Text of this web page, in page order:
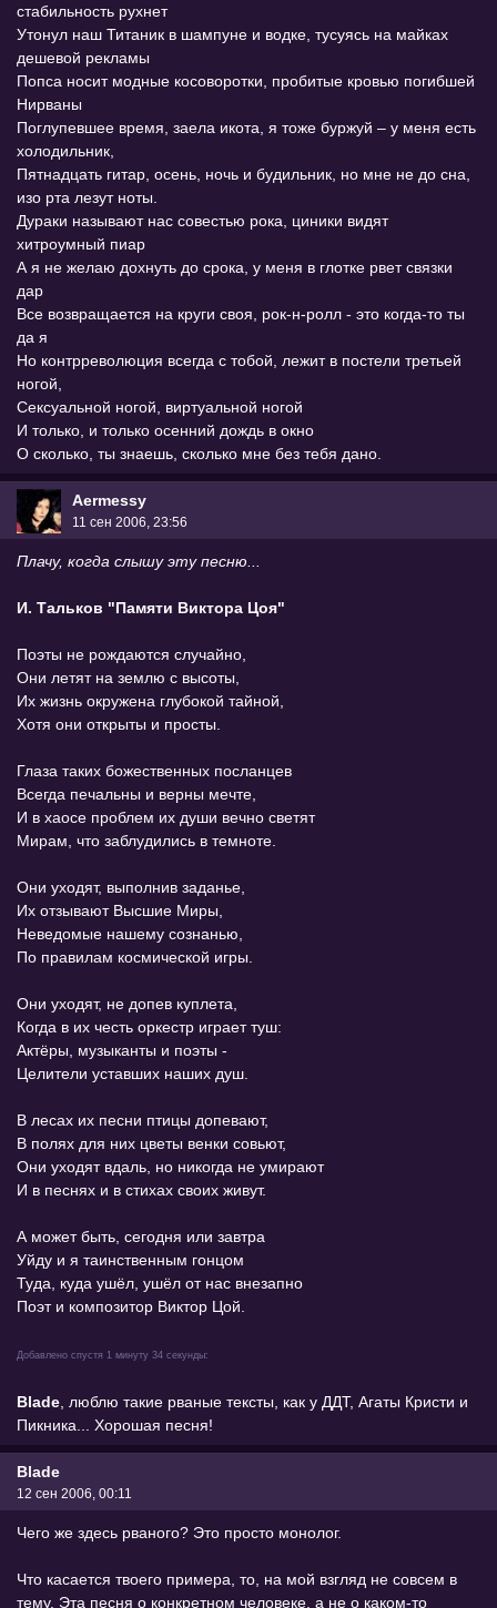
стабильность рухнет
Утонул наш Титаник в шампуне и водке, тусуясь на майках
дешевой рекламы
Попса носит модные косоворотки, пробитые кровью погибшей
Нирваны
Поглупевшее время, заела икота, я тоже буржуй – у меня есть
холодильник,
Пятнадцать гитар, осень, ночь и будильник, но мне не до сна,
изо рта лезут ноты.
Дураки называют нас совестью рока, циники видят
хитроумный пиар
А я не желаю дохнуть до срока, у меня в глотке рвет связки
дар
Все возвращается на круги своя, рок-н-ролл - это когда-то ты
да я
Но контрреволюция всегда с тобой, лежит в постели третьей
ногой,
Сексуальной ногой, виртуальной ногой
И только, и только осенний дождь в окно
О сколько, ты знаешь, сколько мне без тебя дано.
Aermessy
11 сен 2006, 23:56
Плачу, когда слышу эту песню...
И. Тальков "Памяти Виктора Цоя"
Поэты не рождаются случайно,
Они летят на землю с высоты,
Их жизнь окружена глубокой тайной,
Хотя они открыты и просты.
Глаза таких божественных посланцев
Всегда печальны и верны мечте,
И в хаосе проблем их души вечно светят
Мирам, что заблудились в темноте.
Они уходят, выполнив заданье,
Их отзывают Высшие Миры,
Неведомые нашему сознанью,
По правилам космической игры.
Они уходят, не допев куплета,
Когда в их честь оркестр играет туш:
Актёры, музыканты и поэты -
Целители уставших наших душ.
В лесах их песни птицы допевают,
В полях для них цветы венки совьют,
Они уходят вдаль, но никогда не умирают
И в песнях и в стихах своих живут.
А может быть, сегодня или завтра
Уйду и я таинственным гонцом
Туда, куда ушёл, ушёл от нас внезапно
Поэт и композитор Виктор Цой.
Добавлено спустя 1 минуту 34 секунды:
Blade , люблю такие рваные тексты, как у ДДТ, Агаты Кристи и
Пикника... Хорошая песня!
Blade
12 сен 2006, 00:11
Чего же здесь рваного? Это просто монолог.
Что касается твоего примера, то, на мой взгляд не совсем в
тему. Эта песня о конкретном человеке, а не о каком-то